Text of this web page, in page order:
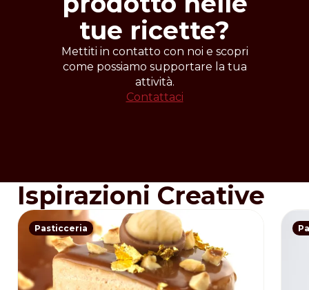
tue ricette?
Mettiti in contatto con noi e scopri
come possiamo supportare la tua
attività.
Contattaci
Ispirazioni Creative
Pasticceria